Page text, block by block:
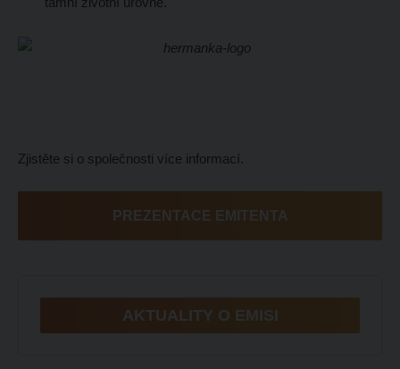
Zjistěte si o společnosti více informací.
PREZENTACE EMITENTA
AKTUALITY O EMISI